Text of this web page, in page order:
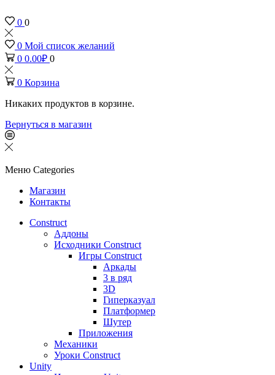
0 0
0 Мой список желаний
0 0.00₽ 0
0 Корзина
Никаких продуктов в корзине.
Вернуться в магазин
Меню Categories
Магазин
Контакты
Construct
Аддоны
Исходники Construct
Игры Construct
Аркады
3 в ряд
3D
Гиперказуал
Платформер
Шутер
Приложения
Механики
Уроки Construct
Unity